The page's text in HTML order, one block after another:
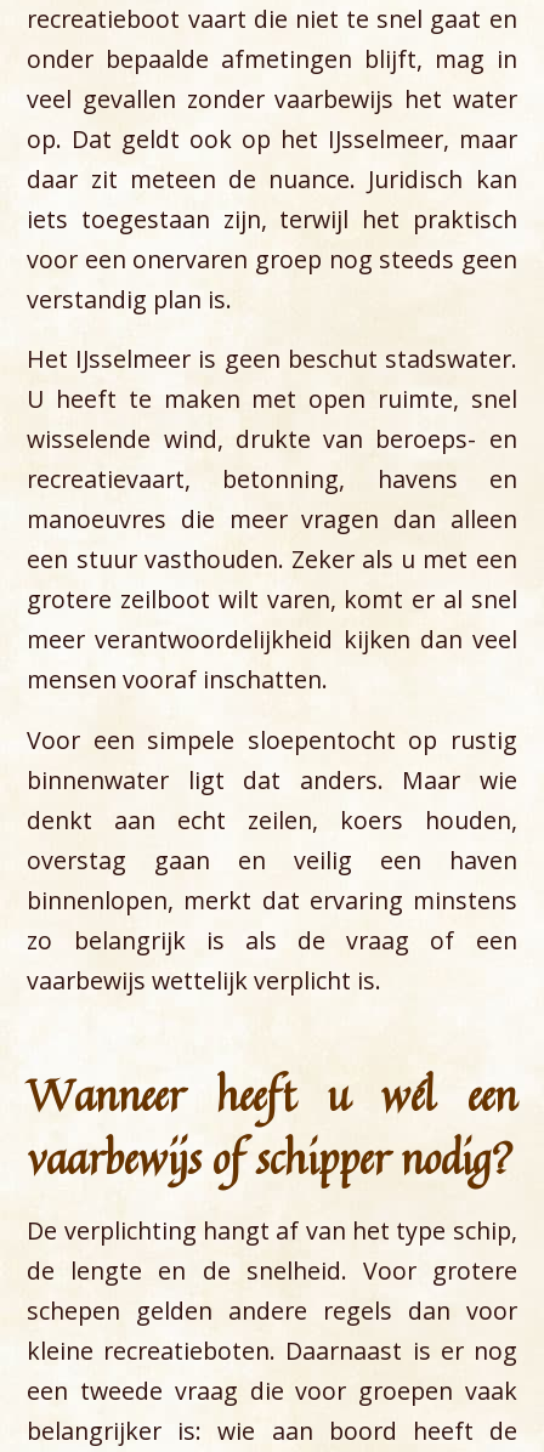
recreatieboot vaart die niet te snel gaat en
onder bepaalde afmetingen blijft, mag in
veel gevallen zonder vaarbewijs het water
op. Dat geldt ook op het IJsselmeer, maar
daar zit meteen de nuance. Juridisch kan
iets toegestaan zijn, terwijl het praktisch
voor een onervaren groep nog steeds geen
verstandig plan is.
Het IJsselmeer is geen beschut stadswater.
U heeft te maken met open ruimte, snel
wisselende wind, drukte van beroeps- en
recreatievaart, betonning, havens en
manoeuvres die meer vragen dan alleen
een stuur vasthouden. Zeker als u met een
grotere zeilboot wilt varen, komt er al snel
meer verantwoordelijkheid kijken dan veel
mensen vooraf inschatten.
Voor een simpele sloepentocht op rustig
binnenwater ligt dat anders. Maar wie
denkt aan echt zeilen, koers houden,
overstag gaan en veilig een haven
binnenlopen, merkt dat ervaring minstens
zo belangrijk is als de vraag of een
vaarbewijs wettelijk verplicht is.
Wanneer heeft u wél een
vaarbewijs of schipper nodig?
De verplichting hangt af van het type schip,
de lengte en de snelheid. Voor grotere
schepen gelden andere regels dan voor
kleine recreatieboten. Daarnaast is er nog
een tweede vraag die voor groepen vaak
belangrijker is: wie aan boord heeft de